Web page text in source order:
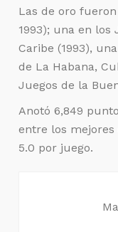
Las de oro
1993); una en los
Caribe (1993),
de La Habana,
Juegos de la
Anotó 6,849
entre los mejores
5.0 por juego.